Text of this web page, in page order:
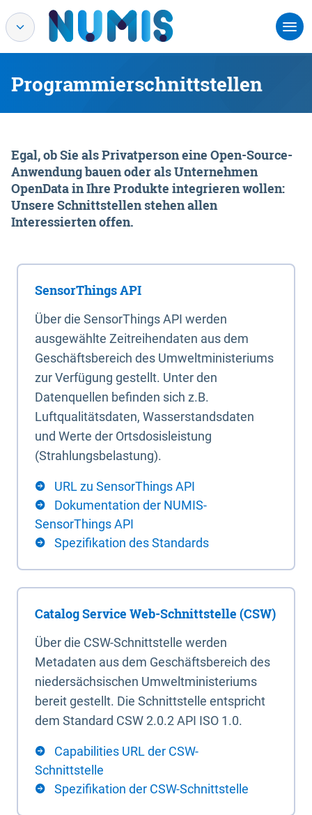
Programmierschnittstellen
Egal, ob Sie als Privatperson eine Open-Source-
Anwendung bauen oder als Unternehmen
OpenData in Ihre Produkte integrieren wollen:
Unsere Schnittstellen stehen allen
Interessierten offen.
SensorThings API
Über die SensorThings API werden
ausgewählte Zeitreihendaten aus dem
Geschäftsbereich des Umweltministeriums
zur Verfügung gestellt. Unter den
Datenquellen befinden sich z.B.
Luftqualitätsdaten, Wasserstandsdaten
und Werte der Ortsdosisleistung
(Strahlungsbelastung).
URL zu SensorThings API
Dokumentation der NUMIS-
SensorThings API
Spezifikation des Standards
Catalog Service Web-Schnittstelle (CSW)
Über die CSW-Schnittstelle werden
Metadaten aus dem Geschäftsbereich des
niedersächsischen Umweltministeriums
bereit gestellt. Die Schnittstelle entspricht
dem Standard CSW 2.0.2 API ISO 1.0.
Capabilities URL der CSW-
Schnittstelle
Spezifikation der CSW-Schnittstelle